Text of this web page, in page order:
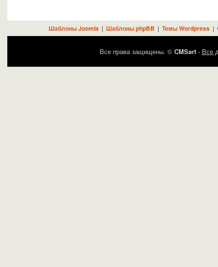
Шаблоны Joomla | Шаблоны phpBB | Темы Wordpress|
Все права защищены. © CMSart- Все